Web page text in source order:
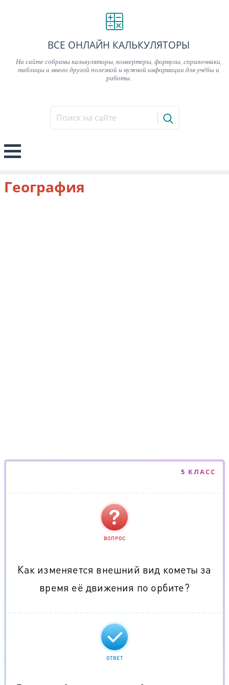
ВСЕ ОНЛАЙН КАЛЬКУЛЯТОРЫ
На сайте собраны калькуляторы, конвертеры, формулы, справочники,
таблицы и много другой полезной и нужной информации для учёбы и
работы.
География
5 КЛАСС
ВОПРОС
Как изменяется внешний вид кометы за
время её движения по орбите?
ОТВЕТ